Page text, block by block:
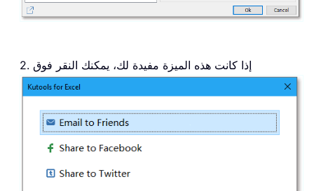
2. إذا كانت هذه الميزة مفيدة لك، يمكنك النقر فوق